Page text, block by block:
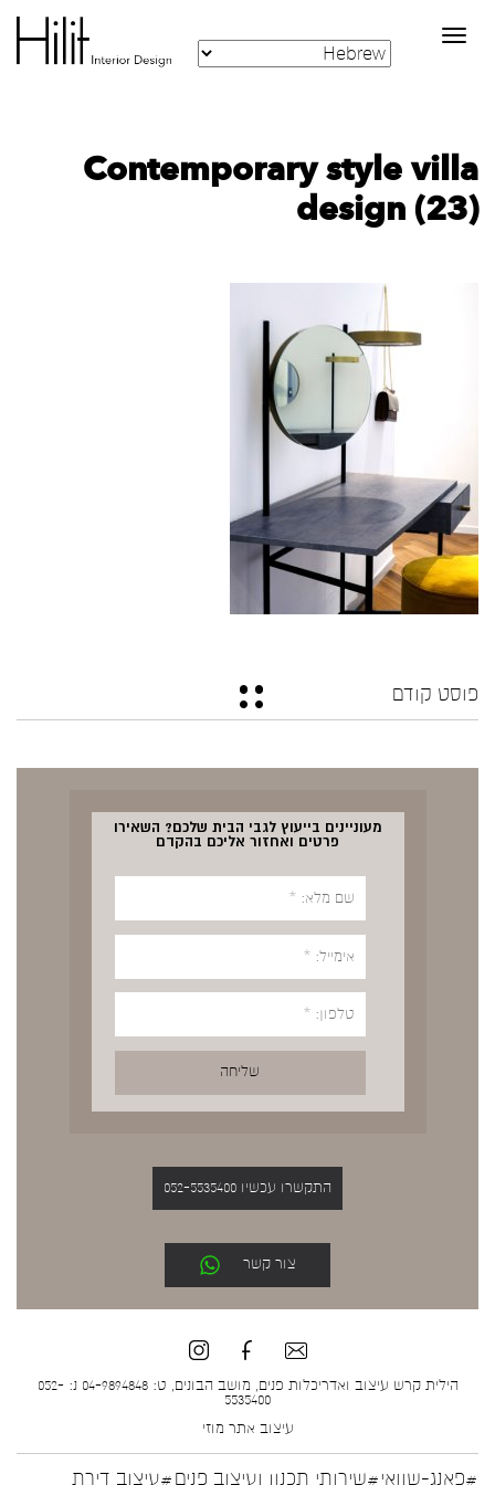
Toggle
navigation
Contemporary style villa
design (23)
פוסט קודם
מעוניינים בייעוץ לגבי הבית שלכם? השאירו
פרטים ואחזור אליכם בהקדם
התקשרו עכשיו 052-5535400
צור קשר
הילית קרש עיצוב ואדריכלות פנים, מושב הבונים, ט: 04-9894848 נ: 052-
5535400
עיצוב אתר מוזי
#פאנג-שוואי#שירותי תכנון ועיצוב פנים#עיצוב דירת